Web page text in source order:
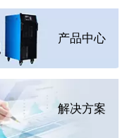
产品中心
解决方案